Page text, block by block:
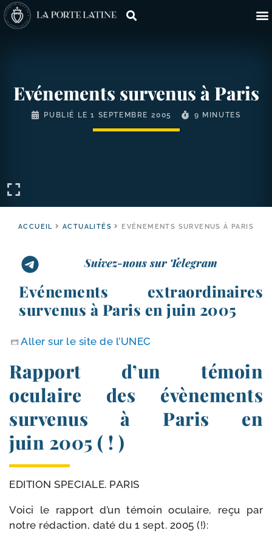
Evénements survenus à Paris
PUBLIÉ LE1 SEPTEMBRE 2005 9 MINUTES
ACCUEIL ACTUALITÉS EVÉNEMENTS SURVENUS À PARIS
Suivez-nous sur Telegram
Evénements extraordinaires
survenus à Paris en juin 2005
Aller sur le site de l’UNEC
Rapport d’un témoin
oculaire des évènements
survenus à Paris en
juin 2005 ( ! )
EDITION SPECIALE. PARIS
Voici le rap­port d’un témoin ocu­laire, reçu par
notre rédac­tion, daté du 1 sept. 2005 (!):